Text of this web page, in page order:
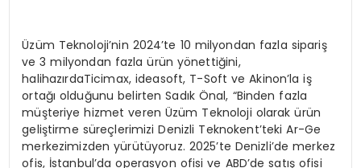
Üzüm Teknoloji’nin 2024’te 10 milyondan fazla sipariş
ve 3 milyondan fazla ürün yönettiğini,
halihazırdaTicimax, ideasoft, T-Soft ve Akinon’la iş
ortağı olduğunu belirten Sadık Önal, “Binden fazla
müşteriye hizmet veren Üzüm Teknoloji olarak ürün
geliştirme süreçlerimizi Denizli Teknokent’teki Ar-Ge
merkezimizden yürütüyoruz. 2025’te Denizli’de merkez
ofis, İstanbul’da operasyon ofisi ve ABD’de satış ofisi